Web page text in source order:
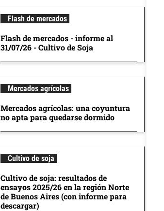
Flash de mercados
Flash de mercados - informe al
31/07/26 - Cultivo de Soja
Mercados agrícolas
Mercados agrícolas: una coyuntura
no apta para quedarse dormido
Cultivo de soja
Cultivo de soja: resultados de
ensayos 2025/26 en la región Norte
de Buenos Aires (con informe para
descargar)